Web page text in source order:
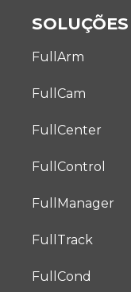
SOLUÇÕES
FullArm
FullCam
FullCenter
FullControl
FullManager
FullTrack
FullCond